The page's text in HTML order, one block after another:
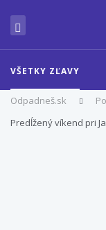
VŠETKY ZĽAVY
Odpadneš.sk
Predĺžený víkend pri